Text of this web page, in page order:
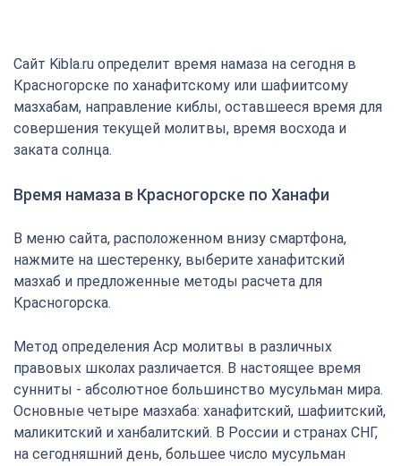
Сайт Kibla.ru определит время намаза на сегодня в
Красногорске по ханафитскому или шафиитсому
мазхабам, направление киблы, оставшееся время для
совершения текущей молитвы, время восхода и
заката солнца.
Время намаза в Красногорске по Ханафи
В меню сайта, расположенном внизу смартфона,
нажмите на шестеренку, выберите ханафитский
мазхаб и предложенные методы расчета для
Красногорска.
Метод определения Аср молитвы в различных
правовых школах различается. В настоящее время
сунниты - абсолютное большинство мусульман мира.
Основные четыре мазхаба: ханафитский, шафиитский,
маликитский и ханбалитский. В России и странах СНГ,
на сегодняшний день, большее число мусульман